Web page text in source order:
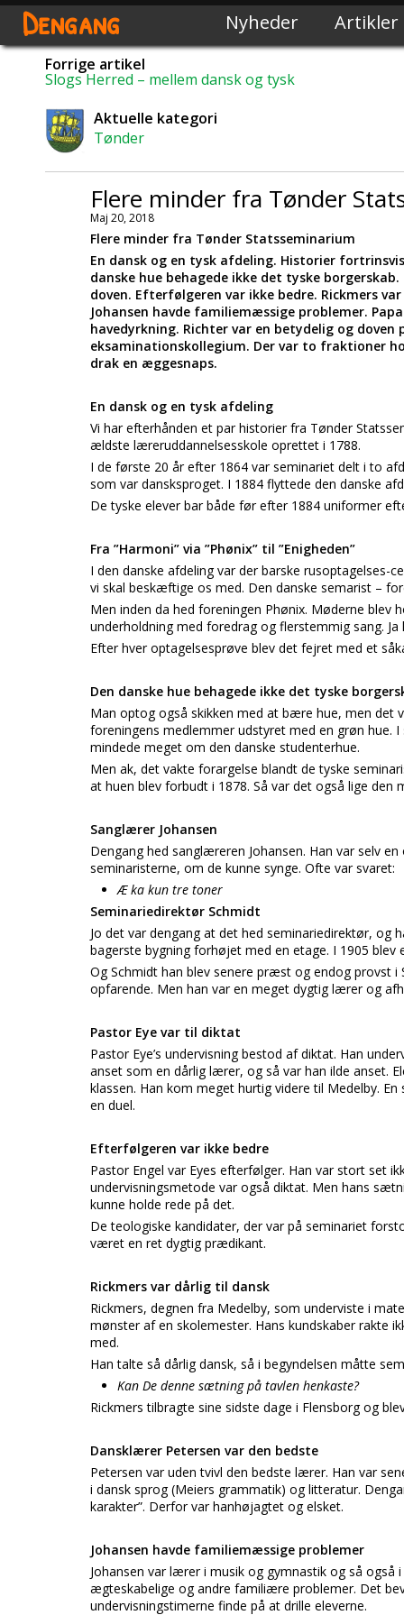
Dengang Nyheder Artikler
Forrige artikel
Slogs Herred – mellem dansk og tysk
Aktuelle kategori
Tønder
Flere minder fra Tønder
Maj 20, 2018
Flere minder fra Tønder Statsseminarium
En dansk og en tysk afdeling. Historier
danske hue behagede ikke det tyske
doven. Efterfølgeren var ikke bedre. Rickmers
Johansen havde familiemæssige problemer.
havedyrkning. Richter var en betydelig og
eksaminationskollegium. Der var to fraktioner
drak en æggesnaps.
En dansk og en tysk afdeling
Vi har efterhånden et par historier fra Tønder
ældste læreruddannelsesskole oprettet i 1788.
I de første 20 år efter 1864 var seminariet delt i to
som var dansksproget. I 1884 flyttede den danske
De tyske elever bar både før efter 1884 uniformer
Fra ”Harmoni” via ”Phønix” til ”Enigheden”
I den danske afdeling var der barske rusoptagelses-
vi skal beskæftige os med. Den danske semarist –
Men inden da hed foreningen Phønix. Møderne blev
underholdning med foredrag og flerstemmig sang.
Efter hver optagelsesprøve blev det fejret med et
Den danske hue behagede ikke det tyske
Man optog også skikken med at bære hue, men det
foreningens medlemmer udstyret med en grøn hue.
mindede meget om den danske studenterhue.
Men ak, det vakte forargelse blandt de tyske
at huen blev forbudt i 1878. Så var det også lige
Sanglærer Johansen
Dengang hed sanglæreren Johansen. Han var selv
seminaristerne, om de kunne synge. Ofte var svaret:
Æ ka kun tre toner
Seminariedirektør Schmidt
Jo det var dengang at det hed seminariedirektør, og
bagerste bygning forhøjet med en etage. I 1905
Og Schmidt han blev senere præst og endog provst
opfarende. Men han var en meget dygtig lærer og
Pastor Eye var til diktat
Pastor Eye’s undervisning bestod af diktat. Han
anset som en dårlig lærer, og så var han ilde anset.
klassen. Han kom meget hurtig videre til Medelby.
en duel.
Efterfølgeren var ikke bedre
Pastor Engel var Eyes efterfølger. Han var stort set
undervisningsmetode var også diktat. Men hans
kunne holde rede på det.
De teologiske kandidater, der var på seminariet
været en ret dygtig prædikant.
Rickmers var dårlig til dansk
Rickmers, degnen fra Medelby, som underviste i
mønster af en skolemester. Hans kundskaber rakte
med.
Han talte så dårlig dansk, så i begyndelsen måtte
Kan De denne sætning på tavlen henkaste?
Rickmers tilbragte sine sidste dage i Flensborg og
Dansklærer Petersen var den bedste
Petersen var uden tvivl den bedste lærer. Han var
i dansk sprog (Meiers grammatik) og litteratur.
karakter”. Derfor var hanhøjagtet og elsket.
Johansen havde familiemæssige problemer
Johansen var lærer i musik og gymnastik og så
ægteskabelige og andre familiære problemer. Det
undervisningstimerne finde på at drille eleverne.